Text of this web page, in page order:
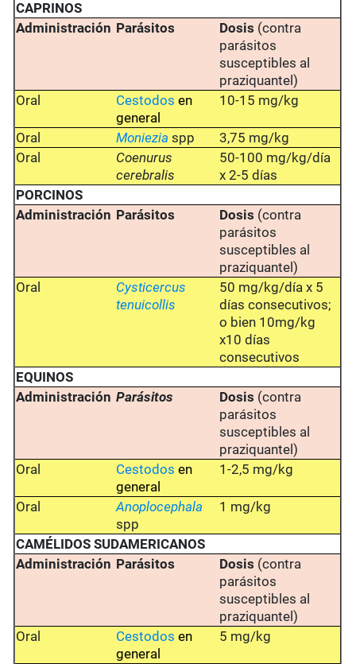
CAPRINOS
Administración Parásitos Dosis (contra
parásitos
susceptibles al
praziquantel)
Oral
Cestodos en
general
10-15 mg/kg
Oral Moniezia spp
3,75 mg/kg
Oral
Coenurus
cerebralis
50-100 mg/kg/día
x 2-5 días
PORCINOS
Administración Parásitos Dosis (contra
parásitos
susceptibles al
praziquantel)
Oral
Cysticercus
tenuicollis
50 mg/kg/día x 5
días consecutivos;
o bien 10mg/kg
x10 días
consecutivos
EQUINOS
Administración Parásitos Dosis (contra
parásitos
susceptibles al
praziquantel)
Oral
Cestodos en
general
1-2,5 mg/kg
Oral
Anoplocephala
spp
1 mg/kg
CAMÉLIDOS SUDAMERICANOS
Administración Parásitos Dosis (contra
parásitos
susceptibles al
praziquantel)
Oral
Cestodos en
general
5 mg/kg